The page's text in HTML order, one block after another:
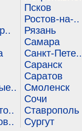
Псков
Ростов-на-..
Рязань
Самара
Санкт-Пете..
Саранск
Саратов
Смоленск
Сочи
Ставрополь
Сургут